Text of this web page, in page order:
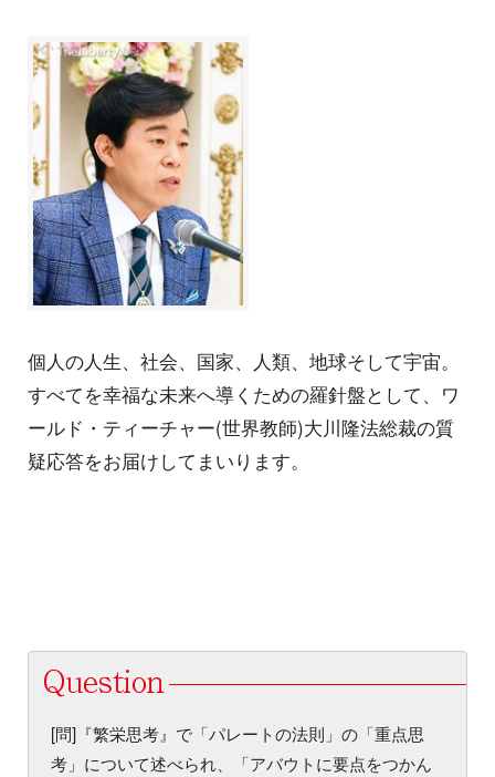
個人の人生、社会、国家、人類、地球そして宇宙。
すべてを幸福な未来へ導くための羅針盤として、ワ
ールド・ティーチャー(世界教師)大川隆法総裁の質
疑応答をお届けしてまいります。
[問]『繁栄思考』で「パレートの法則」の「重点思
考」について述べられ、「アバウトに要点をつかん